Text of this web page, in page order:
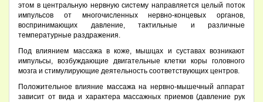
этом в центральную нервную систему направляется целый поток
импульсов от многочисленных нервно-концевых органов,
воспринимающих давление, тактильные и различные
температурные раздражения.
Под влиянием массажа в коже, мышцах и суставах возникают
импульсы, возбуждающие двигательные клетки коры головного
мозга и стимулирующие деятельность соответствующих центров.
Положительное влияние массажа на нервно-мышечный аппарат
зависит от вида и характера массажных приемов (давление рук